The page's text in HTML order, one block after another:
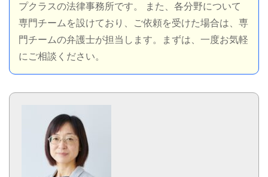
プクラスの法律事務所です。 また、各分野について
専門チームを設けており、ご依頼を受けた場合は、専
門チームの弁護士が担当します。まずは、一度お気軽
にご相談ください。